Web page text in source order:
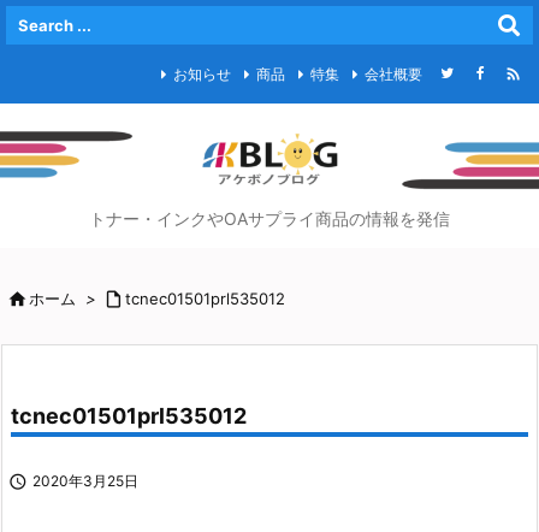
お知らせ 商品 特集 会社概要 
トナー・インクやOAサプライ商品の情報を発信
ホーム >  tcnec01501prl535012
tcnec01501prl535012
 2020年3月25日